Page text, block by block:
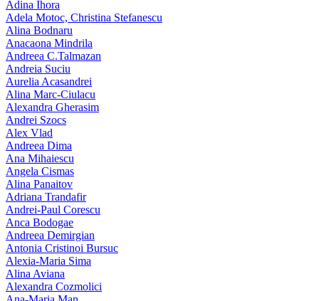
Adina Ihora
Adela Motoc, Christina Stefanescu
Alina Bodnaru
Anacaona Mindrila
Andreea C.Talmazan
Andreia Suciu
Aurelia Acasandrei
Alina Marc-Ciulacu
Alexandra Gherasim
Andrei Szocs
Alex Vlad
Andreea Dima
Ana Mihaiescu
Angela Cismas
Alina Panaitov
Adriana Trandafir
Andrei-Paul Corescu
Anca Bodogae
Andreea Demirgian
Antonia Cristinoi Bursuc
Alexia-Maria Sima
Alina Aviana
Alexandra Cozmolici